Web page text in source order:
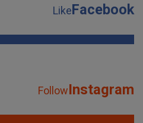
LikeFacebook
FollowInstagram